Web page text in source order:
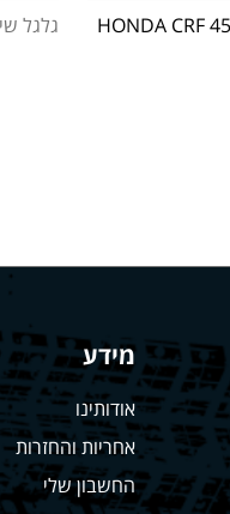
מידע
אודותינו
אחריות והחזרות
החשבון שלי